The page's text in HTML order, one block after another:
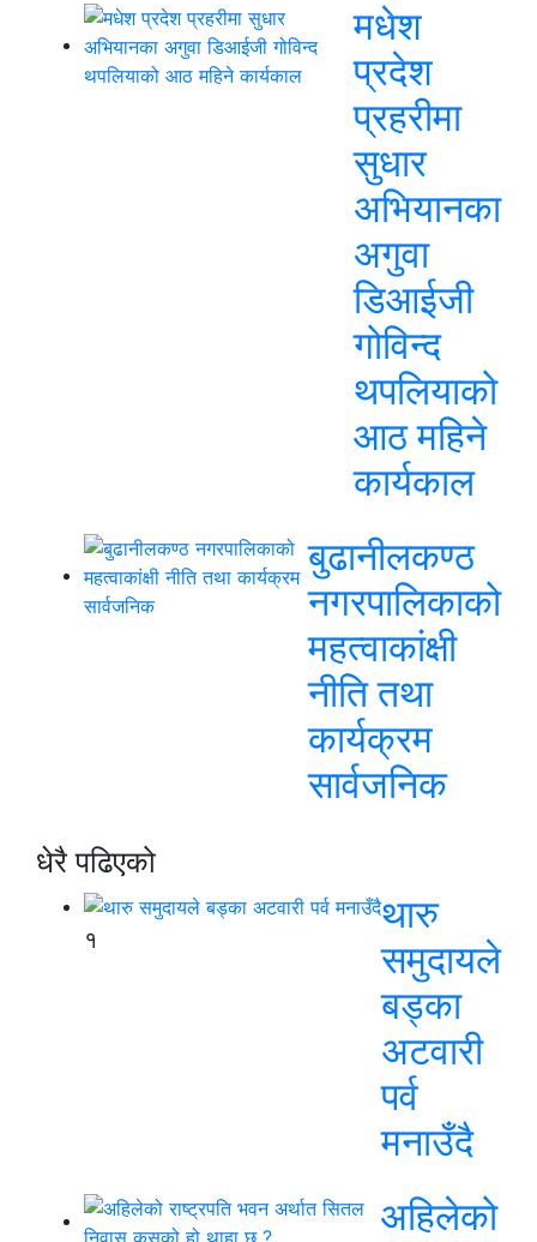
मधेश
प्रदेश
प्रहरीमा
सुधार
अभियानका
अगुवा
डिआईजी
गोविन्द
थपलियाको
आठ महिने
कार्यकाल
बुढानीलकण्ठ
नगरपालिकाको
महत्वाकांक्षी
नीति तथा
कार्यक्रम
सार्वजनिक
धेरै पढिएको
१
थारु
समुदायले
बड्का
अटवारी
पर्व
मनाउँदै
अहिलेको